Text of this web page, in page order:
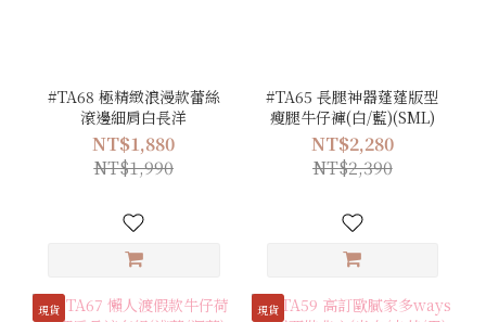
#TA68 極精緻浪漫款蕾絲
滾邊細肩白長洋
NT$1,880
NT$1,990
#TA65 長腿神器蓬蓬版型
瘦腿牛仔褲(白/藍)(SML)
NT$2,280
NT$2,390
現貨 現貨